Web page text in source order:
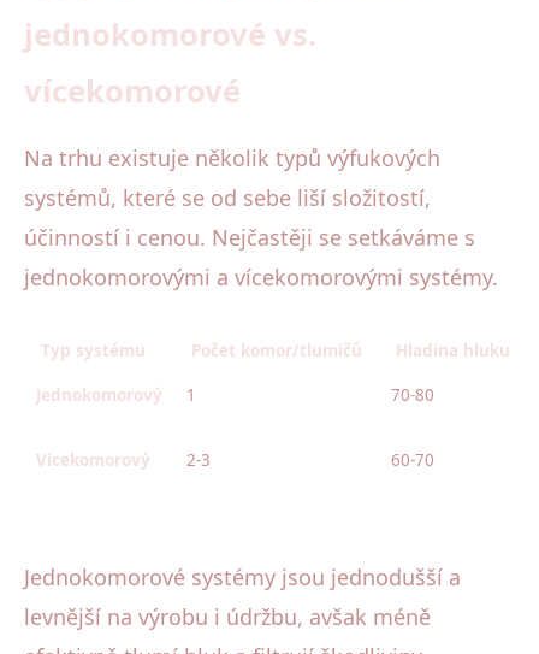
jednokomorové vs.
vícekomorové
Na trhu existuje několik typů výfukových
systémů, které se od sebe liší složitostí,
účinností i cenou. Nejčastěji se setkáváme s
jednokomorovými a vícekomorovými systémy.
Typ systému Počet komor/tlumičů Hladina hluku
Jednokomorový 1 70-80
Vícekomorový 2-3 60-70
Jednokomorové systémy jsou jednodušší a
levnější na výrobu i údržbu, avšak méně